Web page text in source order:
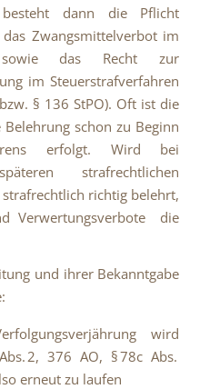
dann die Pflicht
Zwangsmittelverbot im
sowie das Recht zur
im Steuerstrafverfahren
§ 136 StPO). Oft ist die
schon zu Beginn
erfolgt. Wird bei
strafrechtlichen
richtig belehrt,
Verwertungsverbote die
und ihrer Bekanntgabe
wird
2, 376 AO, § 78c Abs.
erneut zu laufen